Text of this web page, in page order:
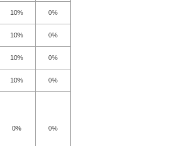
10%
0%
10%
0%
10%
0%
10%
0%
0%
0%